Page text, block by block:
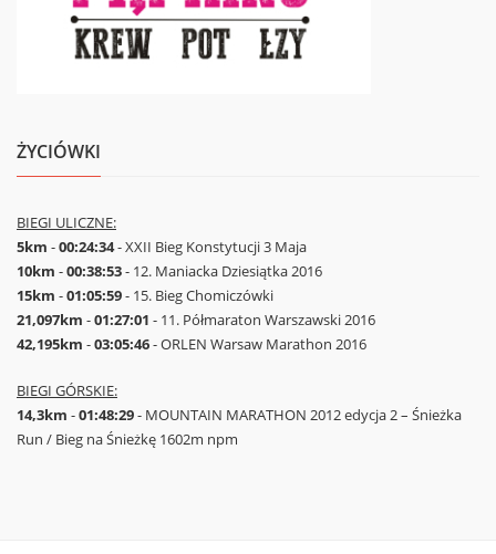
ŻYCIÓWKI
BIEGI ULICZNE:
5km -00:24:34- XXII Bieg Konstytucji 3 Maja
10km -00:38:53- 12. Maniacka Dziesiątka 2016
15km -01:05:59- 15. Bieg Chomiczówki
21,097km -01:27:01 - 11. Półmaraton Warszawski 2016
42,195km -03:05:46- ORLEN Warsaw Marathon 2016
BIEGI GÓRSKIE:
14,3km -01:48:29- MOUNTAIN MARATHON 2012 edycja 2 – Śnieżka
Run / Bieg na Śnieżkę 1602m npm